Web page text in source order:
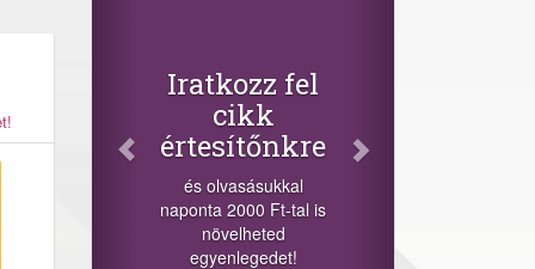
+1.000.000 Ft...
-nyeremény növelés jár
a szerencsésnek a
sorsolás napján! A
cikkek alján találsz
megosztási
lehetőséget. Lájkolj is
minket!